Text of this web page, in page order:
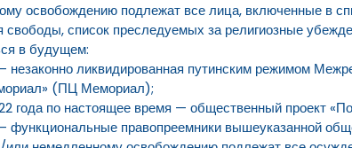
освобождению подлежат все лица, включенные в
список преследуемых за религиозные
в будущем:
ликвидированная путинским режимом
(ПЦ Мемориал);
года по настоящее время — общественный проект
правопреемники вышеуказанной